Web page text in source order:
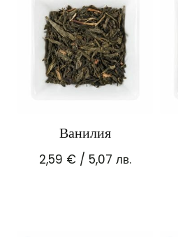
Ванилия
2,59 €/ 5,07 лв.